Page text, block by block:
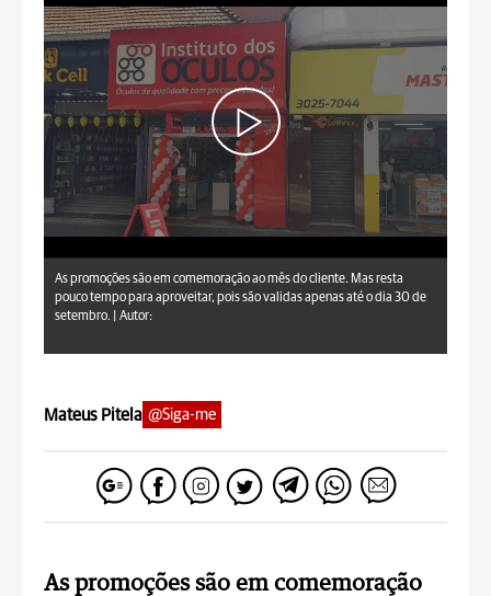
As promoções são em comemoração ao mês do cliente. Mas resta
pouco tempo para aproveitar, pois são validas apenas até o dia 30 de
setembro. |
Autor:
Mateus Pitela @Siga-me
As promoções são em comemoração